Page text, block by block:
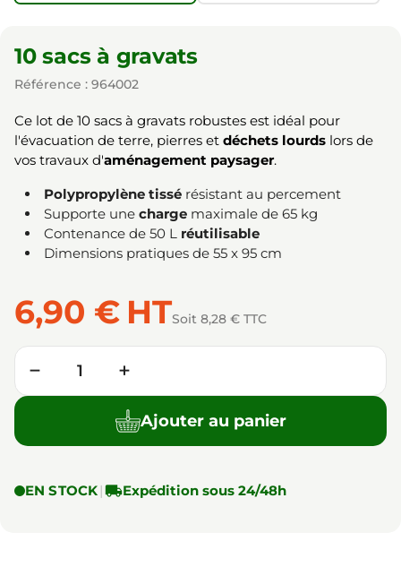
10 sacs à gravats
Référence : 964002
Ce lot de 10 sacs à gravats robustes est idéal pour
l'évacuation de terre, pierres et déchets lourds lors de
vos travaux d'aménagement paysager.
Polypropylène tissé résistant au percement
Supporte une charge maximale de 65 kg
Contenance de 50 L réutilisable
Dimensions pratiques de 55 x 95 cm
6,90 € HTSoit 8,28 € TTC
Quantité
− +
Ajouter au panier
EN STOCK |Expédition sous 24/48h